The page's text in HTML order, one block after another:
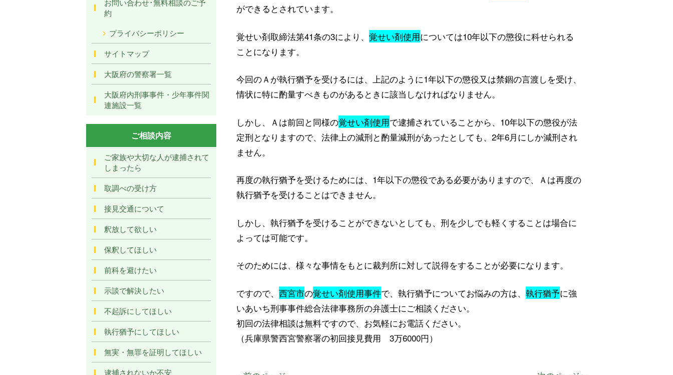
ができるとされています。
覚せい剤取締法第41条の3により、 覚せい剤使用については10年以下の懲役に科せられる
ことになります。
今回のＡが執行猶予を受けるには、上記のように1年以下の懲役又は禁錮の言渡しを受け、
情状に特に酌量すべきものがあるときに該当しなければなりません。
しかし、Ａは前回と同様の覚せい剤使用で逮捕されていることから、10年以下の懲役が法
定刑となりますので、法律上の減刑と酌量減刑があったとしても、2年6月にしか減刑され
ません。
再度の執行猶予を受けるためには、1年以下の懲役である必要がありますので、Ａは再度の
執行猶予を受けることはできません。
しかし、執行猶予を受けることができないとしても、刑を少しでも軽くすることは場合に
よっては可能です。
そのためには、様々な事情をもとに裁判所に対して説得をすることが必要になります。
ですので、 西宮市の覚せい剤使用事件で、執行猶予についてお悩みの方は、 執行猶予に強
いあいち刑事事件総合法律事務所の弁護士にご相談ください。
初回の法律相談は無料ですので、お気軽にお電話ください。
（兵庫県警西宮警察署の初回接見費用 3万6000円）
お問い合わせ･無料相談のご予
約
プライバシーポリシー
サイトマップ
大阪府の警察署一覧
大阪府内刑事事件・少年事件関
連施設一覧
ご相談内容
ご家族や大切な人が逮捕されて
しまったら
取調べの受け方
接見交通について
釈放して欲しい
保釈してほしい
前科を避けたい
示談で解決したい
不起訴にしてほしい
執行猶予にしてほしい
無実・無罪を証明してほしい
逮捕されないか不安